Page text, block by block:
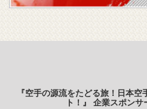
『空手の源流をたどる旅！日本
ト！』 企業スポンサ